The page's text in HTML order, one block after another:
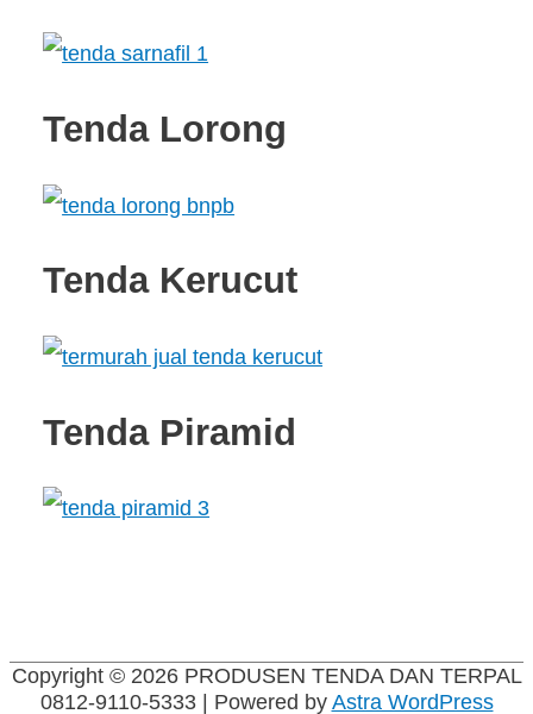
Tenda Lorong
Tenda Kerucut
Tenda Piramid
Copyright © 2026 PRODUSEN TENDA DAN TERPAL
0812-9110-5333| Powered byAstra WordPress